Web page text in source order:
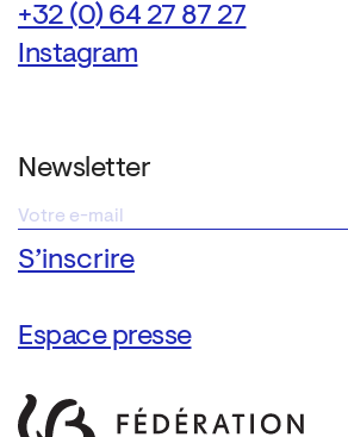
+32 (0) 64 27 87 27
Instagram
Newsletter
Espace presse